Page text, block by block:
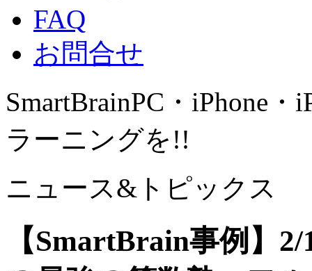
FAQ
お問合せ
SmartBrainPC・iPhone・
ラーニングを!!
ニュース&トピックス
【SmartBrain事例】